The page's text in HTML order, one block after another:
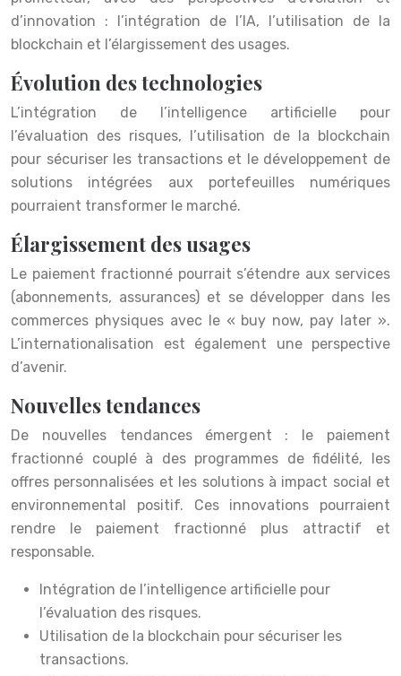
d’innovation : l’intégration de l’IA, l’utilisation de la
blockchain et l’élargissement des usages.
Évolution des technologies
L’intégration de l’intelligence artificielle pour
l’évaluation des risques, l’utilisation de la blockchain
pour sécuriser les transactions et le développement de
solutions intégrées aux portefeuilles numériques
pourraient transformer le marché.
Élargissement des usages
Le paiement fractionné pourrait s’étendre aux services
(abonnements, assurances) et se développer dans les
commerces physiques avec le « buy now, pay later ».
L’internationalisation est également une perspective
d’avenir.
Nouvelles tendances
De nouvelles tendances émergent : le paiement
fractionné couplé à des programmes de fidélité, les
offres personnalisées et les solutions à impact social et
environnemental positif. Ces innovations pourraient
rendre le paiement fractionné plus attractif et
responsable.
Intégration de l’intelligence artificielle pour
l’évaluation des risques.
Utilisation de la blockchain pour sécuriser les
transactions.